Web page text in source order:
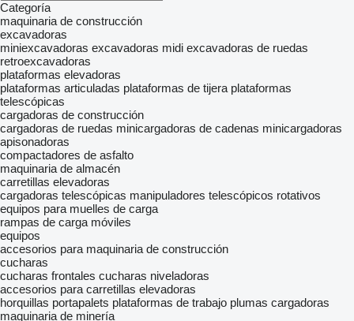
Categoría
maquinaria de construcción
excavadoras
miniexcavadoras excavadoras midi excavadoras de ruedas
retroexcavadoras
plataformas elevadoras
plataformas articuladas plataformas de tijera plataformas
telescópicas
cargadoras de construcción
cargadoras de ruedas minicargadoras de cadenas minicargadoras
apisonadoras
compactadores de asfalto
maquinaria de almacén
carretillas elevadoras
cargadoras telescópicas manipuladores telescópicos rotativos
equipos para muelles de carga
rampas de carga móviles
equipos
accesorios para maquinaria de construcción
cucharas
cucharas frontales cucharas niveladoras
accesorios para carretillas elevadoras
horquillas portapalets plataformas de trabajo plumas cargadoras
maquinaria de minería